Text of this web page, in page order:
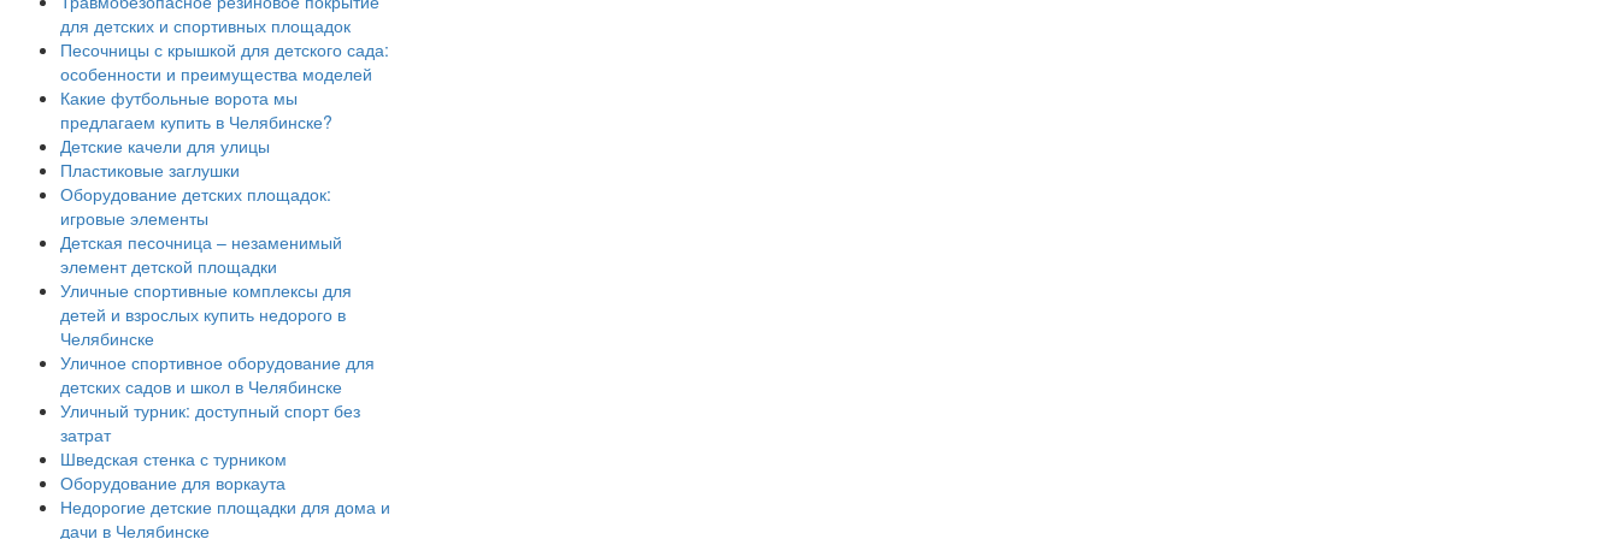
для детских и спортивных площадок
Песочницы с крышкой для детского сада:
особенности и преимущества моделей
Какие футбольные ворота мы
предлагаем купить в Челябинске?
Детские качели для улицы
Пластиковые заглушки
Оборудование детских площадок:
игровые элементы
Детская песочница – незаменимый
элемент детской площадки
Уличные спортивные комплексы для
детей и взрослых купить недорого в
Челябинске
Уличное спортивное оборудование для
детских садов и школ в Челябинске
Уличный турник: доступный спорт без
затрат
Шведская стенка с турником
Оборудование для воркаута
Недорогие детские площадки для дома и
дачи в Челябинске